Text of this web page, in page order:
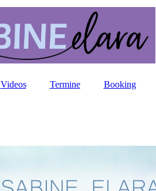
Videos Termine Booking